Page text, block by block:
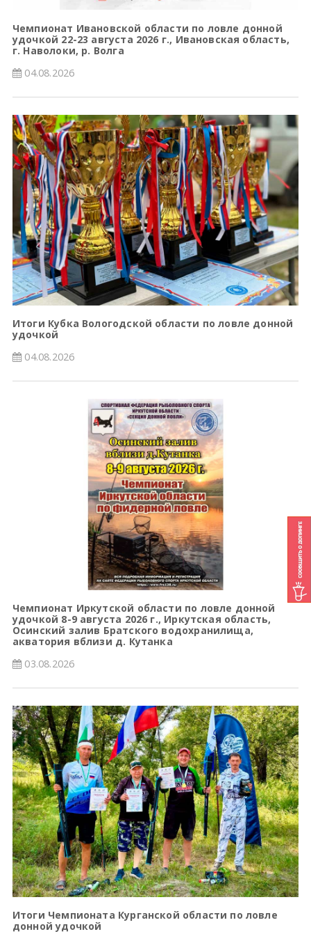
Чемпионат Ивановской области по ловле донной
удочкой 22-23 августа 2026 г., Ивановская область,
г. Наволоки, р. Волга
04.08.2026
Итоги Кубка Вологодской области по ловле донной
удочкой
04.08.2026
Чемпионат Иркутской области по ловле донной
удочкой 8-9 августа 2026 г., Иркутская область,
Осинский залив Братского водохранилища,
акватория вблизи д. Кутанка
03.08.2026
Итоги Чемпионата Курганской области по ловле
донной удочкой